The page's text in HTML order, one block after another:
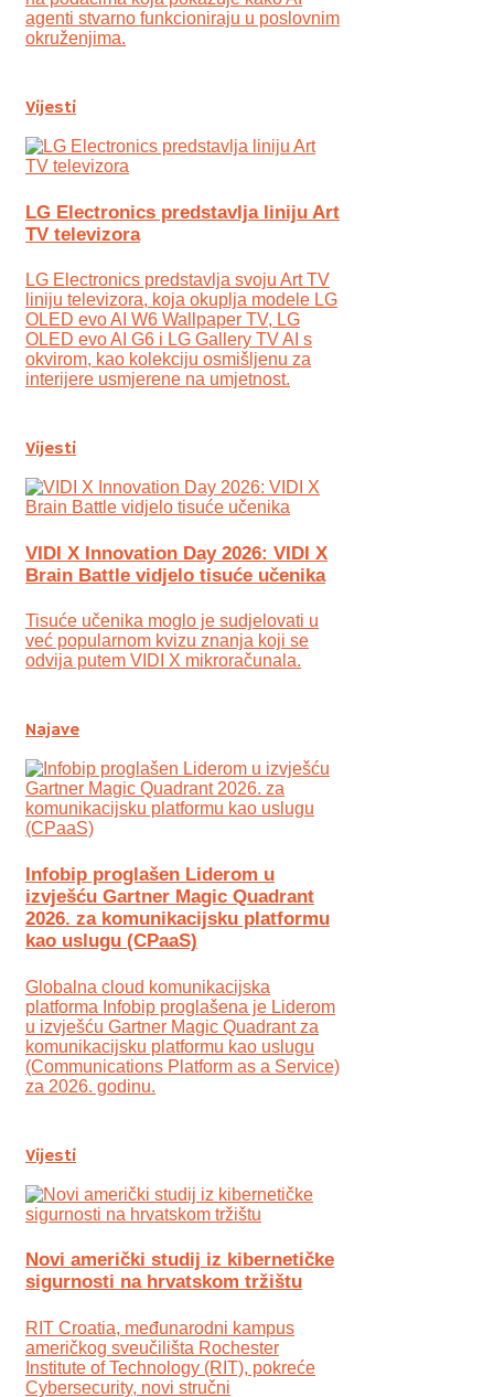
agenti stvarno funkcioniraju u poslovnim
okruženjima.
Vijesti
LG Electronics predstavlja liniju Art
TV televizora
LG Electronics predstavlja svoju Art TV
liniju televizora, koja okuplja modele LG
OLED evo AI W6 Wallpaper TV, LG
OLED evo AI G6 i LG Gallery TV AI s
okvirom, kao kolekciju osmišljenu za
interijere usmjerene na umjetnost.
Vijesti
VIDI X Innovation Day 2026: VIDI X
Brain Battle vidjelo tisuće učenika
Tisuće učenika moglo je sudjelovati u
već popularnom kvizu znanja koji se
odvija putem VIDI X mikroračunala.
Najave
Infobip proglašen Liderom u
izvješću Gartner Magic Quadrant
2026. za komunikacijsku platformu
kao uslugu (CPaaS)
Globalna cloud komunikacijska
platforma Infobip proglašena je Liderom
u izvješću Gartner Magic Quadrant za
komunikacijsku platformu kao uslugu
(Communications Platform as a Service)
za 2026. godinu.
Vijesti
Novi američki studij iz kibernetičke
sigurnosti na hrvatskom tržištu
RIT Croatia, međunarodni kampus
američkog sveučilišta Rochester
Institute of Technology (RIT), pokreće
Cybersecurity, novi stručni